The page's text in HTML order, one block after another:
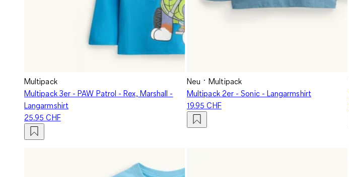
Multipack
Multipack 3er - PAW Patrol - Rex, Marshall -
Langarmshirt
25.95 CHF
Neu
Multipack
Multipack 2er - Sonic - Langarmshirt
19.95 CHF